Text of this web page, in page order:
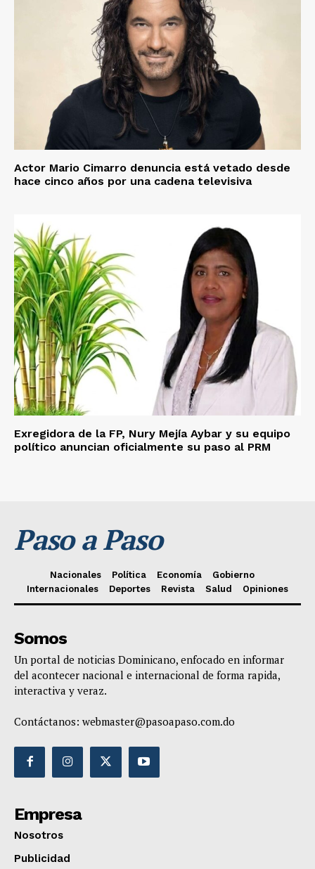
Actor Mario Cimarro denuncia está vetado desde
hace cinco años por una cadena televisiva
Exregidora de la FP, Nury Mejía Aybar y su equipo
político anuncian oficialmente su paso al PRM
Paso a Paso
Nacionales Política Economía
Gobierno
Internacionales
Deportes Revista Salud Opiniones
Somos
Un portal de noticias Dominicano, enfocado en informar
del acontecer nacional e internacional de forma rapida,
interactiva y veraz.
Contáctanos: webmaster@pasoapaso.com.do
Empresa
Nosotros
Publicidad